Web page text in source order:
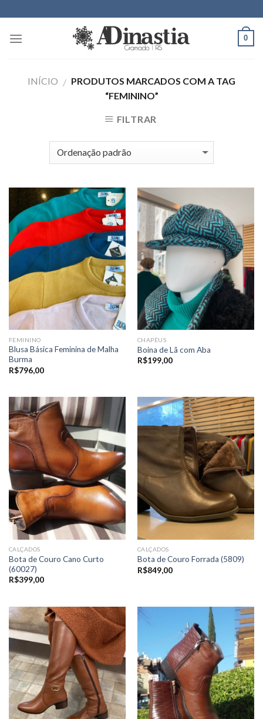
to
content
0
INÍCIO / PRODUTOS MARCADOS COM A TAG
“FEMININO”
FILTRAR
FEMININO
Blusa Básica Feminina de Malha
Burma
R$796,00
CHAPÉUS
Boina de Lã com Aba
R$199,00
CALÇADOS
Bota de Couro Cano Curto
(60027)
R$399,00
CALÇADOS
Bota de Couro Forrada (5809)
R$849,00